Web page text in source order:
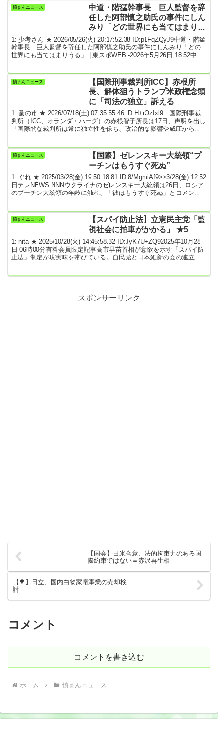
人なんて誰もいませんって。じゃあ医療は、年金は、介護は、子育
ては誰が出すの。どこからお金持ってくるの。5年先、10年先どうす
るの。それをきちんと語らないで...
憤まんニュース
中道・階猛幹事長 巨人監督を辞
任した阿部慎之助氏の事件にしん
みり「どの世界にも当てはまりう
る」
1: 少考さん ★ 2026/05/26(火) 20:17:52.38 ID:p1FqZQyJ9中道・階猛
幹事長 巨人監督を辞任した阿部慎之助氏の事件にしんみり「どの
世界にも当てはまりうる」 | 東スポWEB -2026年5月26日 18:52中道
て活躍。今月２０日の東京六大学野球で東大が法政大に勝利し、９
年ぶりの勝ち点をあげると２３日の会見で「後輩から励まされた」
憤まんニュース
【国際刑事裁判所ICC】赤根所
長、解体狙うトランプ米政権念頭
に「司法の独立」訴える
1: 蚤の市 ★ 2026/07/18(土) 07:35:55.46 ID:H+rOzIxl9 国際刑事裁
判所（ICC、オランダ・ハーグ）の赤根智子所長は17日、声明を出し
「国際的な裁判所は常に独立性を保ち、政治的な影響や威圧から自
る。声明は「独立した司法機関がなければ、国際的な法の支配は成
り立たない」と強調した。「近年、国際法は直接的な攻撃や法を支
持するという決意の弱まりか...
憤まんニュース
【国際】ゼレンスキー大統領“プ
ーチンはもうすぐ死ぬ”
1: ぐれ ★ 2025/03/28(金) 19:50:18.81 ID:8/MgmiAf9>>3/28(金) 12:52
日テレNEWS NNNウクライナのゼレンスキー大統領は26日、ロシア
のプーチン大統領の年齢に触れ、「彼はもうすぐ死ぬ」とコメント
ことを恐れていると言及しました。ゼレンスキー大統領「プーチン
は権力を失うことを恐れている。これは社会の安定度にもよるが、
憤まんニュース
【スパイ防止法】立憲民主党「監
視社会に拍車がかかる」 ★5
1: nita ★ 2025/10/28(火) 14:45:58.32 ID:JyK7U+ZQ92025年10月28
日 06時00分有料会員限定記事高市早苗首相が意欲を示す「スパイ防
止法」制定が現実味を帯びている。自民党と日本維新の会の連立合
スポンサーリンク
【国会】日米合意、法的拘束力のある国
際約束ではない＝赤沢再生相
【🌳】日立、国内白物家電事業の売却検
討
コメント
コメントを書き込む
ホーム 憤まんニュース